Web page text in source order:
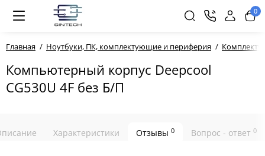
0
Главная Ноутбуки, ПК, комплектующие и периферия
Компьютерный корпус Deepcool
CG530U 4F без Б/П
Характеристики Отзывы 0 Вопрос - ответ 0